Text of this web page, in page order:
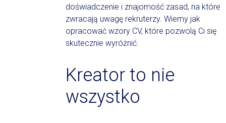
doświadczenie i znajomość zasad, na które
zwracają uwagę rekruterzy. Wiemy jak
opracować wzory CV, które pozwolą Ci się
skutecznie wyróżnić.
Kreator to nie
wszystko